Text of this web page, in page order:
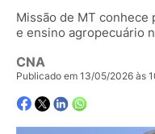
Missão de MT conhece
e ensino agropecuário
CNA
Publicado em 13/05/2026 às